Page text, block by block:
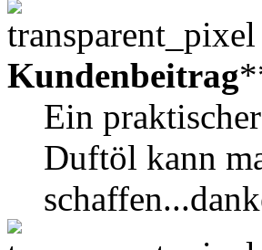
Kundenbeitrag
Ein
Duftöl kann